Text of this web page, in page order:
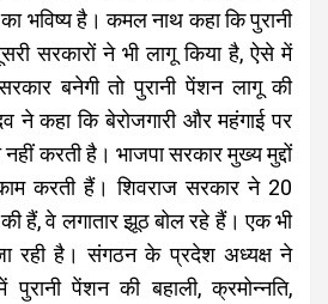
भविष्य है। कमल नाथ कहा कि पुरानी
सरकारों ने भी लागू किया है, ऐसे में
बनेगी तो पुरानी पेंशन लागू की
ने कहा कि बेरोजगारी और महंगाई पर
नहीं करती है। भाजपा सरकार मुख्य मुद्दों
करती हैं। शिवराज सरकार ने 20
की हैं, वे लगातार झूठ बोल रहे हैं। एक भी
रही है। संगठन के प्रदेश अध्यक्ष ने
पेंशन की बहाली, क्रमोन्नति,